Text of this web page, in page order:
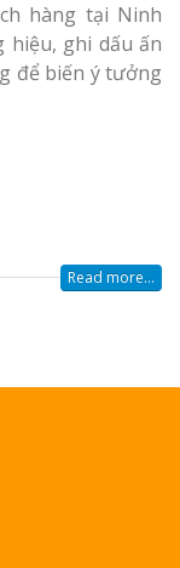
hàng tại Ninh
hiệu, ghi dấu ấn
để biến ý tưởng
Read more...